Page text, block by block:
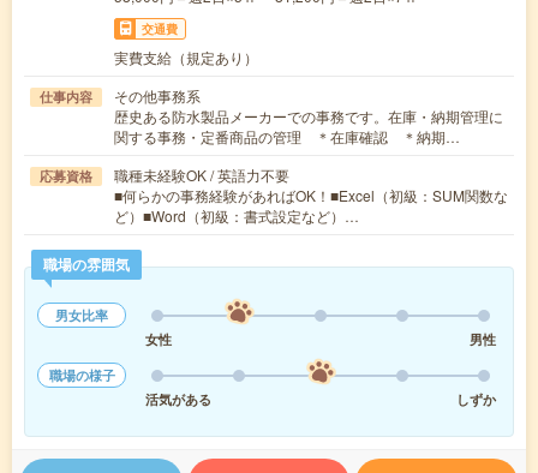
交通費
実費支給（規定あり）
仕事内容
その他事務系
歴史ある防水製品メーカーでの事務です。在庫・納期管理に
関する事務・定番商品の管理 ＊在庫確認 ＊納期…
応募資格
職種未経験OK / 英語力不要
■何らかの事務経験があればOK！■Excel（初級：SUM関数な
ど）■Word（初級：書式設定など）…
職場の雰囲気
男女比率
女性
男性
職場の様子
活気がある
しずか